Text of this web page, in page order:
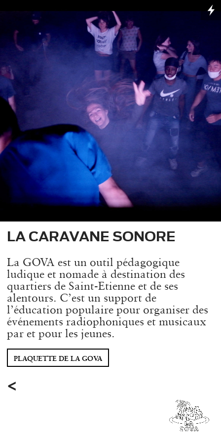
LA CARAVANE SONORE
La GOVA est un outil pédagogique
ludique et nomade à destination des
quartiers de Saint-Etienne et de ses
alentours. C’est un support de
l’éducation populaire pour organiser des
événements radiophoniques et musicaux
par et pour les jeunes.
PLAQUETTE DE LA GOVA
<